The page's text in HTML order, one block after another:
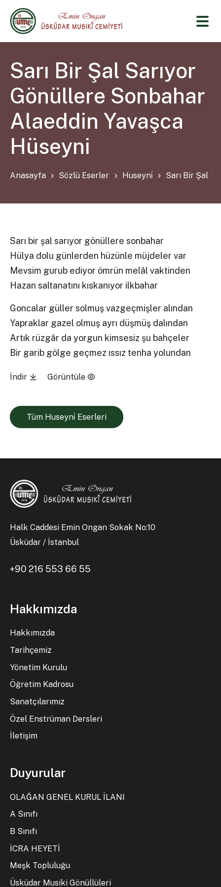
Sarı Bir Şal Sarıyor
Gönüllere Sonbahar
Alaeddin Yavaşca
Hüseyni
Anasayfa Sözlü Eserler Huseyni̇ Sarı Bir Şal
Sarı bir şal sarıyor gönüllere sonbahar
Hülya dolu günlerden hüzünle müjdeler var
Mevsim gurub ediyor ömrün melâl vaktinden
Hazan saltanatını kıskanıyor ilkbahar
Goncalar güller solmuş vazgeçmişler alından
Yapraklar gazel olmuş ayrı düşmüş dalından
Artık rüzgâr da yorgun kimsesiz şu bahçeler
Bir garib gölge geçmez ıssız tenha yolundan
İndir Görüntüle
Tüm Huseyni̇ Eserleri
Halk Caddesi Emin Ongan Sokak No:10
Üsküdar / İstanbul
+90 216 553 66 55
Hakkımızda
Hakkımızda
Tarihçemiz
Yönetim Kurulu
Öğretim Kadrosu
Sanatçılarımız
Özel Enstrüman Dersleri
İletişim
Duyurular
OLAĞAN GENEL KURUL İLANI
A Sınıfı
B Sınıfı
İCRA HEYETİ
Meşk Topluluğu
Üsküdar Musiki Gönüllüleri